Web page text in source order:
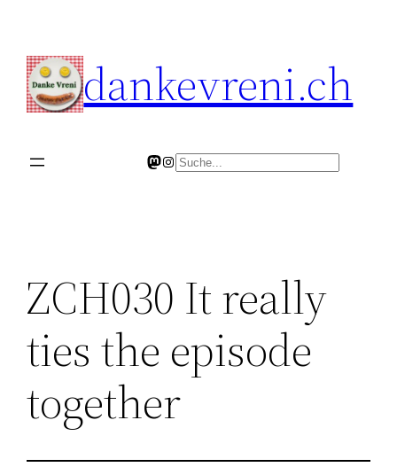
content
dankevreni.ch
Mastodon
Instagram
Search
ZCH030 It really
ties the episode
together